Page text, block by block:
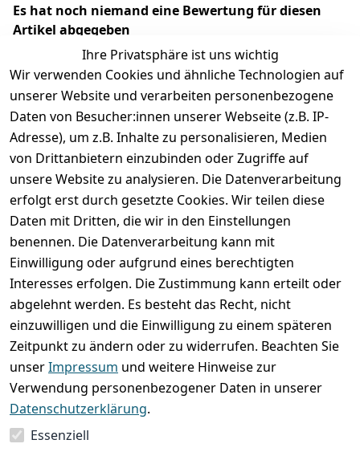
Es hat noch niemand eine Bewertung für diesen
Artikel abgegeben
Ihre Privatsphäre ist uns wichtig
Wir verwenden Cookies und ähnliche Technologien auf
unserer Website und verarbeiten personenbezogene
Daten von Besucher:innen unserer Webseite (z.B. IP-
Adresse), um z.B. Inhalte zu personalisieren, Medien
von Drittanbietern einzubinden oder Zugriffe auf
unsere Website zu analysieren. Die Datenverarbeitung
erfolgt erst durch gesetzte Cookies. Wir teilen diese
Daten mit Dritten, die wir in den Einstellungen
benennen. Die Datenverarbeitung kann mit
Einwilligung oder aufgrund eines berechtigten
Interesses erfolgen. Die Zustimmung kann erteilt oder
abgelehnt werden. Es besteht das Recht, nicht
einzuwilligen und die Einwilligung zu einem späteren
Zeitpunkt zu ändern oder zu widerrufen. Beachten Sie
unserImpressum und weitere Hinweise zur
Verwendung personenbezogener Daten in unserer
Datenschutzerklärung.
Essenziell
Rechtliches
Impressum
Datenschutze
rklärung
Batterieentsor
gung
Widerrufsrec
Services
Kontakt
Registrieren
Zahlung und
Versand
Umtausch /
Reklamation
Wir
versenden
mit
Folgt uns
gern auf
Zahle
bequem per